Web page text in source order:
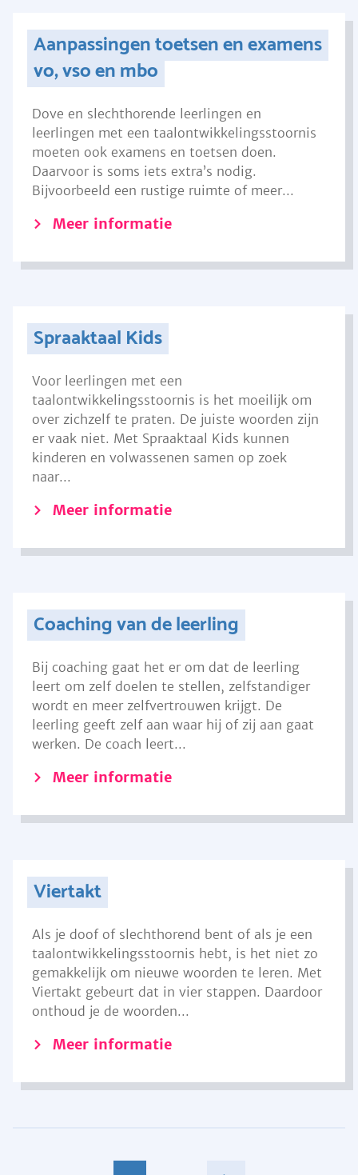
Aanpassingen toetsen en examens
vo, vso en mbo
Dove en slechthorende leerlingen en
leerlingen met een taalontwikkelingsstoornis
moeten ook examens en toetsen doen.
Daarvoor is soms iets extra’s nodig.
Bijvoorbeeld een rustige ruimte of meer...
Meer informatie
Spraaktaal Kids
Voor leerlingen met een
taalontwikkelingsstoornis is het moeilijk om
over zichzelf te praten. De juiste woorden zijn
er vaak niet. Met Spraaktaal Kids kunnen
kinderen en volwassenen samen op zoek
naar...
Meer informatie
Coaching van de leerling
Bij coaching gaat het er om dat de leerling
leert om zelf doelen te stellen, zelfstandiger
wordt en meer zelfvertrouwen krijgt. De
leerling geeft zelf aan waar hij of zij aan gaat
werken. De coach leert...
Meer informatie
Viertakt
Als je doof of slechthorend bent of als je een
taalontwikkelingsstoornis hebt, is het niet zo
gemakkelijk om nieuwe woorden te leren. Met
Viertakt gebeurt dat in vier stappen. Daardoor
onthoud je de woorden...
Meer informatie